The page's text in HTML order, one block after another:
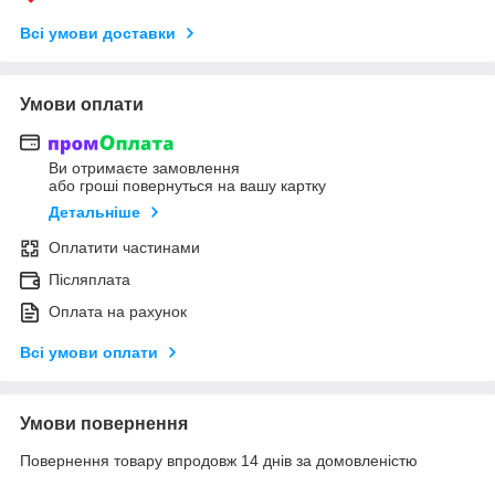
Всі умови доставки
Умови оплати
Ви отримаєте замовлення
або гроші повернуться на вашу картку
Детальніше
Оплатити частинами
Післяплата
Оплата на рахунок
Всі умови оплати
Умови повернення
Повернення товару впродовж 14 днів за домовленістю